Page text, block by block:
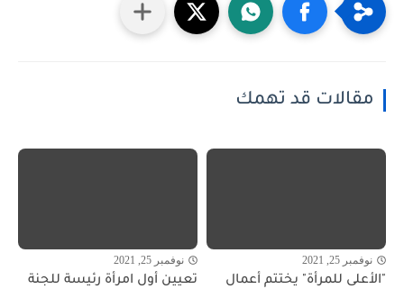
مقالات قد تهمك
نوفمبر 25, 2021
"الأعلى للمرأة" يختتم أعمال
نوفمبر 25, 2021
تعيين أول امرأة رئيسة للجنة